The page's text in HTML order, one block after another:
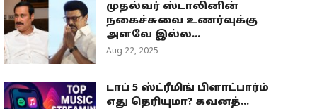
முதல்வர் ஸ்டாலினின்
நகைச்சுவை உணர்வுக்கு
அளவே இல்ல...
Aug 22, 2025
டாப் 5 ஸ்ட்ரீமிங் பிளாட்பார்ம்
எது தெரியுமா? கவனத்...